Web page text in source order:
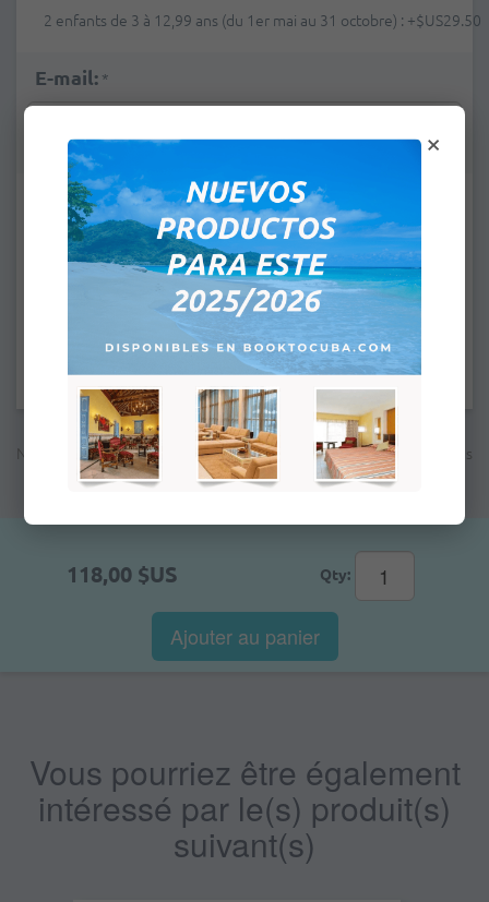
2 enfants de 3 à 12,99 ans (du 1er mai au 31 octobre) : +$US29.50
E-mail: *
Remarques:
Les champs marqués d'un astérisque * sont obligatoires.
Note: Le prix indiqué n'est pas le prix final; à la prochaine étape vous
verrez le prix total en fonction de la méthode de paiement
118,00 $US Qty:
Ajouter au panier
Vous pourriez être également
intéressé par le(s) produit(s)
suivant(s)
×